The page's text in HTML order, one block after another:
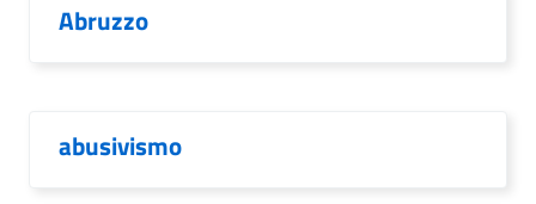
Abruzzo
abusivismo